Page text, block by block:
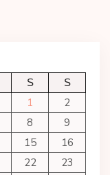
S S
1
2
8
9
15
16
22
23